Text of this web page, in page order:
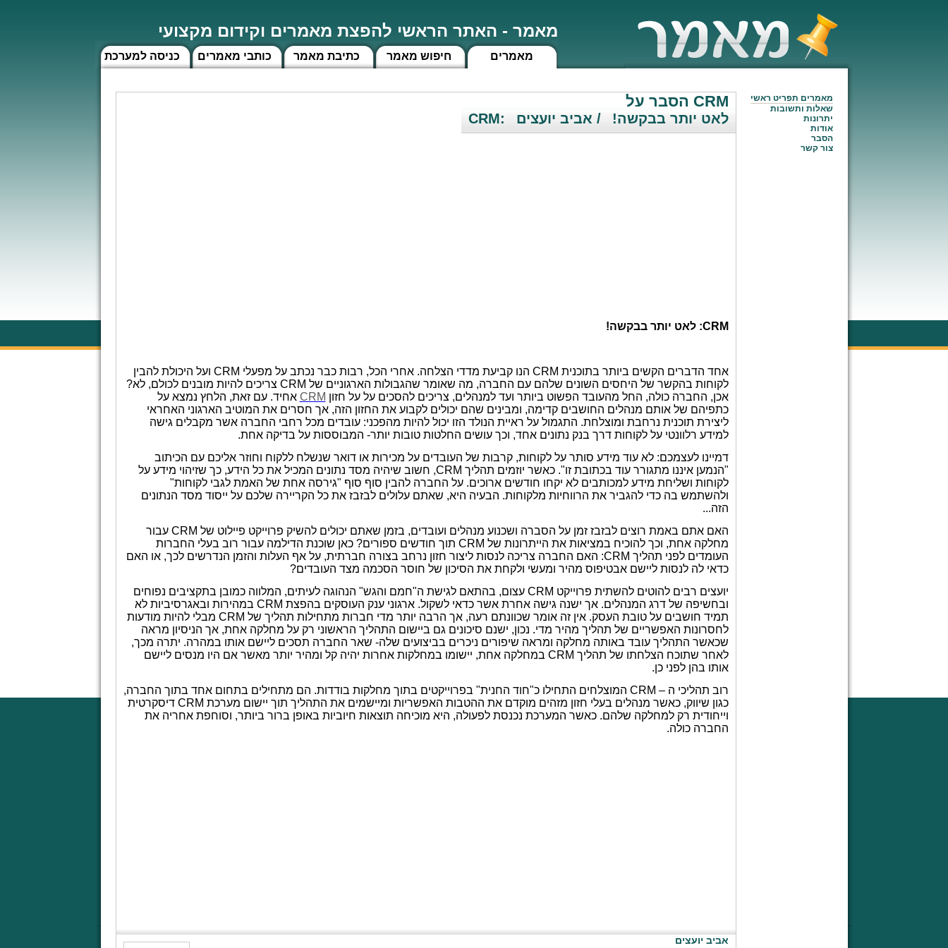
מאמר - האתר הראשי להפצת מאמרים וקידום מקצועי
כניסה למערכת כותבי מאמרים כתיבת מאמר חיפוש מאמר מאמרים
הסבר על CRM
CRM: לאט יותר בבקשה! / אביב יועצים
CRM: לאט יותר בבקשה!
אחד הדברים הקשים ביותר בתוכנית CRM הנו קביעת מדדי הצלחה. אחרי הכל, רבות כבר נכתב על מפעלי CRM ועל היכולת להבין
לקוחות בהקשר של היחסים השונים שלהם עם החברה, מה שאומר שהגבולות הארגוניים של CRM צריכים להיות מובנים לכולם, לא?
אכן, החברה כולה, החל מהעובד הפשוט ביותר ועד למנהלים, צריכים להסכים על על חזון CRM אחיד. עם זאת, הלחץ נמצא על
כתפיהם של אותם מנהלים החושבים קדימה, ומבינים שהם יכולים לקבוע את החזון הזה, אך חסרים את המוטיב הארגוני האחראי
ליצירת תוכנית נרחבת ומוצלחת. התגמול על ראיית הנולד הזו יכול להיות מהפכני: עובדים מכל רחבי החברה אשר מקבלים גישה
למידע רלוונטי על לקוחות דרך בנק נתונים אחד, וכך עושים החלטות טובות יותר- המבוססות על בדיקה אחת.
דמיינו לעצמכם: לא עוד מידע סותר על לקוחות, קרבות של העובדים על מכירות או דואר שנשלח ללקוח וחוזר אליכם עם הכיתוב
"הנמען איננו מתגורר עוד בכתובת זו". כאשר יוזמים תהליך CRM, חשוב שיהיה מסד נתונים המכיל את כל הידע, כך שזיהוי מידע על
לקוחות ושליחת מידע למכותבים לא יקחו חודשים ארוכים. על החברה להבין סוף סוף "גירסה אחת של האמת לגבי לקוחות"
ולהשתמש בה כדי להגביר את הרווחיות מלקוחות. הבעיה היא, שאתם עלולים לבזבז את כל הקריירה שלכם על ייסוד מסד הנתונים
הזה...
האם אתם באמת רוצים לבזבז זמן על הסברה ושכנוע מנהלים ועובדים, בזמן שאתם יכולים להשיק פרוייקט פיילוט של CRM עבור
מחלקה אחת, וכך להוכיח במציאות את הייתרונות של CRM תוך חודשים ספורים? כאן שוכנת הדילמה עבור רוב בעלי החברות
העומדים לפני תהליך CRM: האם החברה צריכה לנסות ליצור חזון נרחב בצורה חברתית, על אף העלות והזמן הנדרשים לכך, או האם
כדאי לה לנסות ליישם אבטיפוס מהיר ומעשי ולקחת את הסיכון של חוסר הסכמה מצד העובדים?
יועצים רבים להוטים להשתית פרוייקט CRM עצום, בהתאם לגישת ה"חמם והגש" הנהוגה לעיתים, המלווה כמובן בתקציבים נפוחים
ובחשיפה של דרג המנהלים. אך ישנה גישה אחרת אשר כדאי לשקול. ארגוני ענק העוסקים בהפצת CRM במהירות ובאגרסיביות לא
תמיד חושבים על טובת העסק. אין זה אומר שכוונתם רעה, אך הרבה יותר מדי חברות מתחילות תהליך של CRM מבלי להיות מודעות
לחסרונות האפשריים של תהליך מהיר מדי. נכון, ישנם סיכונים גם ביישום התהליך הראשוני רק על מחלקה אחת, אך הניסיון מראה
שכאשר התהליך עובד באותה מחלקה ומראה שיפורים ניכרים בביצועים שלה- שאר החברה תסכים ליישם אותו במהרה. יתרה מכך,
לאחר שתוכח הצלחתו של תהליך CRM במחלקה אחת, יישומו במחלקות אחרות יהיה קל ומהיר יותר מאשר אם היו מנסים ליישם
אותו בהן לפני כן.
רוב תהליכי ה – CRM המוצלחים התחילו כ"חוד החנית" בפרוייקטים בתוך מחלקות בודדות. הם מתחילים בתחום אחד בתוך החברה,
כגון שיווק, כאשר מנהלים בעלי חזון מזהים מוקדם את ההטבות האפשריות ומיישמים את התהליך תוך יישום מערכת CRM דיסקרטית
וייחודית רק למחלקה שלהם. כאשר המערכת נכנסת לפעולה, היא מוכיחה תוצאות חיוביות באופן ברור ביותר, וסוחפת אחריה את
החברה כולה.
אביב יועצים
מאמרים תפריט ראשי
שאלות ותשובות
יתרונות
אודות
הסבר
צור קשר